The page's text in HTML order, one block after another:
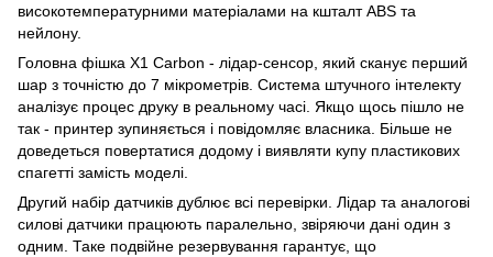
високотемпературними матеріалами на кшталт ABS та
нейлону.
Головна фішка X1 Carbon - лідар-сенсор, який сканує перший
шар з точністю до 7 мікрометрів. Система штучного інтелекту
аналізує процес друку в реальному часі. Якщо щось пішло не
так - принтер зупиняється і повідомляє власника. Більше не
доведеться повертатися додому і виявляти купу пластикових
спагетті замість моделі.
Другий набір датчиків дублює всі перевірки. Лідар та аналогові
силові датчики працюють паралельно, звіряючи дані один з
одним. Таке подвійне резервування гарантує, що